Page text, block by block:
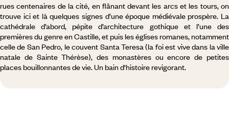
rues centenaires de la cité, en flânant devant les arcs et les tours, on
trouve ici et là quelques signes d’une époque médiévale prospère. La
cathédrale d’abord, pépite d’architecture gothique et l’une des
premières du genre en Castille, et puis les églises romanes, notamment
celle de San Pedro, le couvent Santa Teresa (la foi est vive dans la ville
natale de Sainte Thérèse), des monastères ou encore de petites
places bouillonnantes de vie. Un bain d'histoire revigorant.